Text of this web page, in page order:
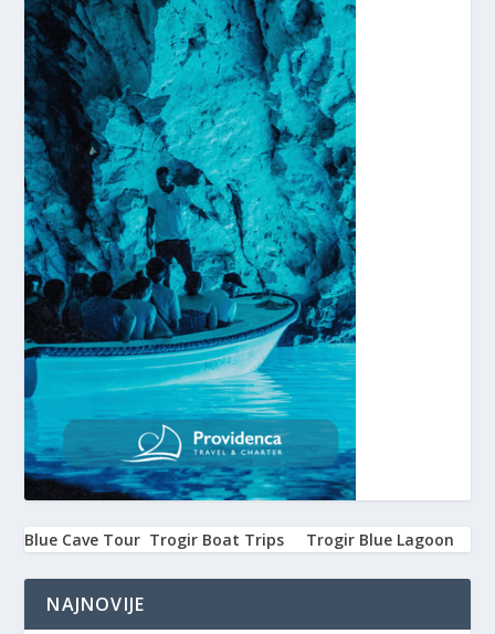
Blue Cave Tour Trogir Boat Trips Trogir Blue Lagoon
NAJNOVIJE